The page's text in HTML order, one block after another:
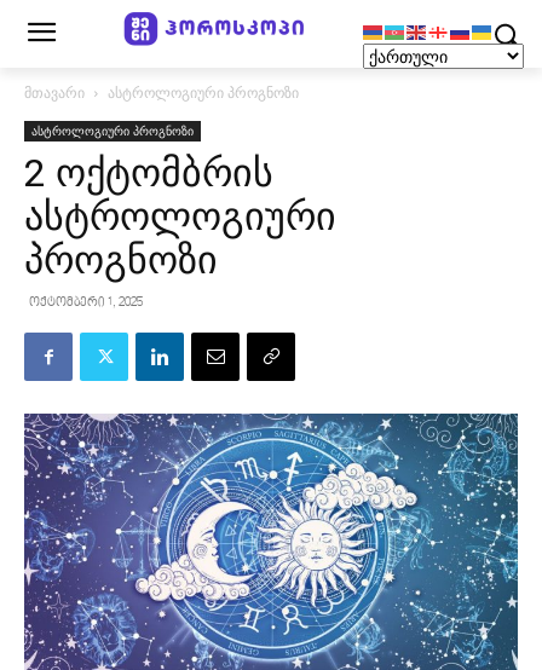
მთავარი ასტროლოგიური პროგნოზი
ასტროლოგიური პროგნოზი
2 ოქტომბრის
ასტროლოგიური
პროგნოზი
ოქტომბერი 1, 2025